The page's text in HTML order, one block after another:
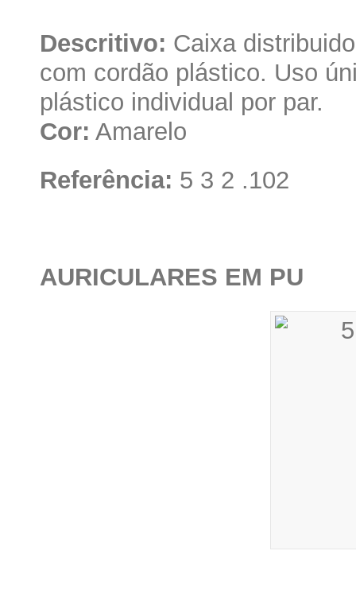
Descritivo: Caixa
com cordão plástico. Uso
plástico individual por par.
Cor: Amarelo
Referência: 5 3 2 .102
AURICULARES EM PU